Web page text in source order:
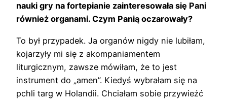
nauki gry na fortepianie zainteresowała się Pani
również organami. Czym Panią oczarowały?
To był przypadek. Ja organów nigdy nie lubiłam,
kojarzyły mi się z akompaniamentem
liturgicznym, zawsze mówiłam, że to jest
instrument do „amen”. Kiedyś wybrałam się na
pchli targ w Holandii. Chciałam sobie przywieźć